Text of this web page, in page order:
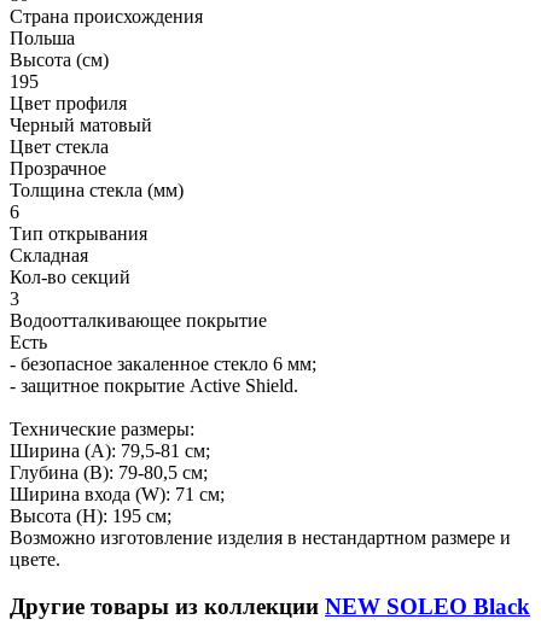
Страна происхождения
Польша
Высота (см)
195
Цвет профиля
Черный матовый
Цвет стекла
Прозрачное
Толщина стекла (мм)
6
Тип открывания
Складная
Кол-во секций
3
Водоотталкивающее покрытие
Есть
- безопасное закаленное стекло 6 мм;
- защитное покрытие Active Shield.
Технические размеры:
Ширина (A): 79,5-81 см;
Глубина (B): 79-80,5 см;
Ширина входа (W): 71 см;
Высота (H): 195 см;
Возможно изготовление изделия в нестандартном размере и
цвете.
Другие товары из коллекции NEW SOLEO Black